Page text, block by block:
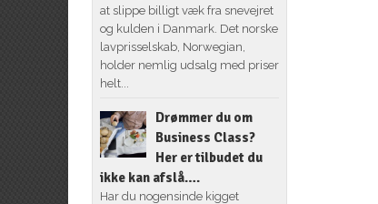
at slippe billigt væk fra snevejret
og kulden i Danmark. Det norske
lavprisselskab, Norwegian,
holder nemlig udsalg med priser
helt...
Drømmer du om
Business Class?
Her er tilbudet du
ikke kan afslå….
Har du nogensinde kigget